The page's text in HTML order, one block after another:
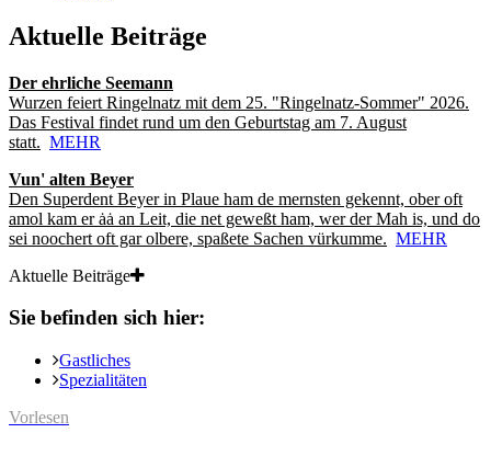
Aktuelle Beiträge
Der ehrliche Seemann
Wurzen feiert Ringelnatz mit dem 25. "Ringelnatz-Sommer" 2026.
Das Festival findet rund um den Geburtstag am 7. August
statt. MEHR
Vun' alten Beyer
Den Superdent Beyer in Plaue ham de mernsten gekennt, ober oft
amol kam er ȧȧ an Leit, die net geweßt ham, wer der Mah is, und do
sei noochert oft gar olbere, spaßete Sachen vürkumme. MEHR
Aktuelle Beiträge
Sie befinden sich hier:
Gastliches
Spezialitäten
Vorlesen